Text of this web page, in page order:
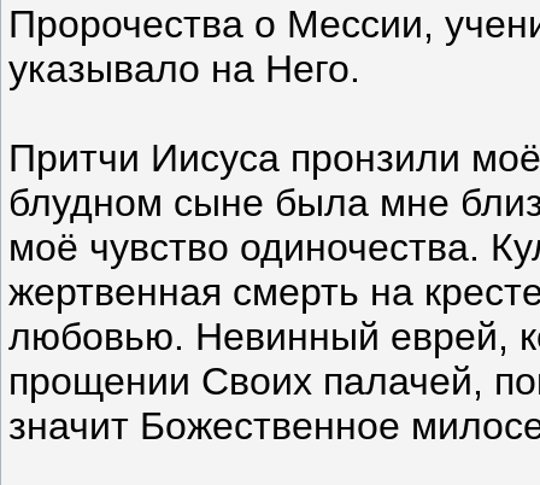
Пророчества о Мессии,
указывало на Него.
Притчи Иисуса пронзили
блудном сыне была мне
моё чувство одиночества.
жертвенная смерть на
любовью. Невинный еврей,
прощении Своих палачей,
значит Божественное